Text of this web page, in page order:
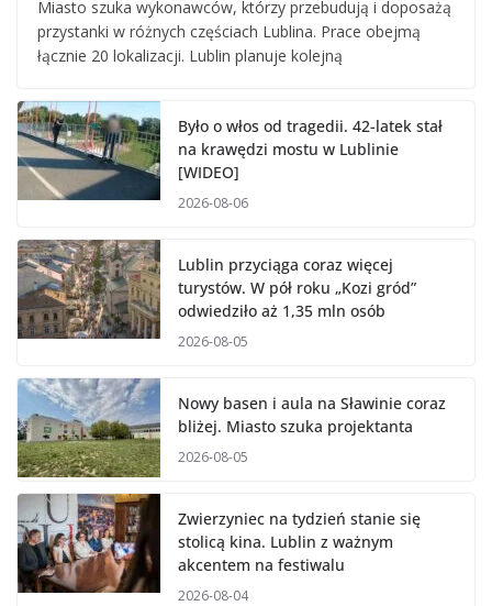
Miasto szuka wykonawców, którzy przebudują i doposażą
przystanki w różnych częściach Lublina. Prace obejmą
łącznie 20 lokalizacji. Lublin planuje kolejną
Było o włos od tragedii. 42-latek stał
na krawędzi mostu w Lublinie
[WIDEO]
2026-08-06
Lublin przyciąga coraz więcej
turystów. W pół roku „Kozi gród”
odwiedziło aż 1,35 mln osób
2026-08-05
Nowy basen i aula na Sławinie coraz
bliżej. Miasto szuka projektanta
2026-08-05
Zwierzyniec na tydzień stanie się
stolicą kina. Lublin z ważnym
akcentem na festiwalu
2026-08-04